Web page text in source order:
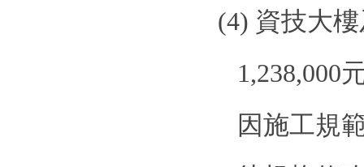
(4) 資技大
1,238,000
因施工規